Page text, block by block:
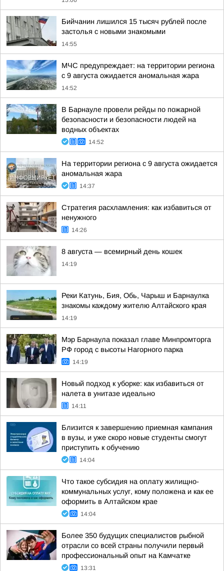
Бийчанин лишился 15 тысяч рублей после
застолья с новыми знакомыми
14:55
МЧС предупреждает: на территории региона
с 9 августа ожидается аномальная жара
14:52
В Барнауле провели рейды по пожарной
безопасности и безопасности людей на
водных объектах
14:52
На территории региона с 9 августа ожидается
аномальная жара
14:37
Стратегия расхламления: как избавиться от
ненужного
14:26
8 августа — всемирный день кошек
14:19
Реки Катунь, Бия, Обь, Чарыш и Барнаулка
знакомы каждому жителю Алтайского края
14:19
Мэр Барнаула показал главе Минпромторга
РФ город с высоты Нагорного парка
14:19
Новый подход к уборке: как избавиться от
налета в унитазе идеально
14:11
Близится к завершению приемная кампания
в вузы, и уже скоро новые студенты смогут
приступить к обучению
14:04
Что такое субсидия на оплату жилищно-
коммунальных услуг, кому положена и как ее
оформить в Алтайском крае
14:04
Более 350 будущих специалистов рыбной
отрасли со всей страны получили первый
профессиональный опыт на Камчатке
13:31